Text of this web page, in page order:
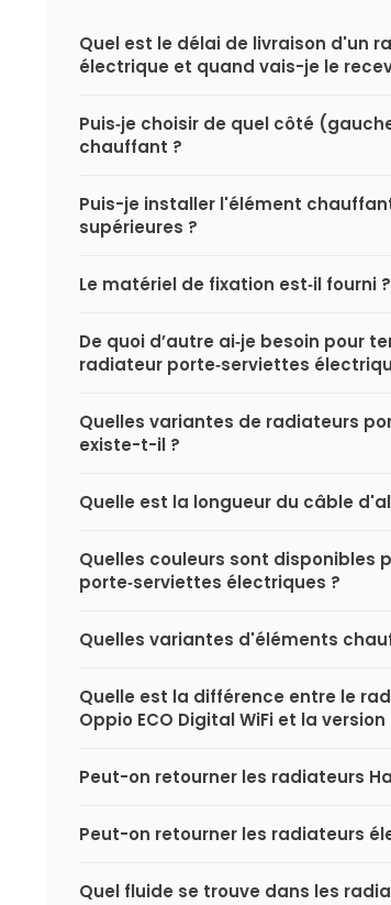
Quel est le délai de livraison d'un
électrique et quand vais-je le
Puis‑je choisir de quel côté
chauffant ?
Puis-je installer l'élément
supérieures ?
Le matériel de fixation est‑il fourni ?
De quoi d’autre ai‑je besoin pour
radiateur porte‑serviettes
Quelles variantes de radiateurs
existe-t-il ?
Quelle est la longueur du câble
Quelles couleurs sont disponibles
porte‑serviettes électriques ?
Quelles variantes d'éléments
Quelle est la différence entre le
Oppio ECO Digital WiFi et la
Peut-on retourner les radiateurs
Peut-on retourner les radiateurs
Quel fluide se trouve dans les